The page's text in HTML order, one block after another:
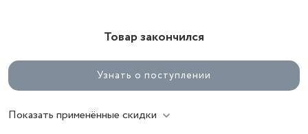
Товар закончился
Узнать о поступлении
Показать применённые скидки